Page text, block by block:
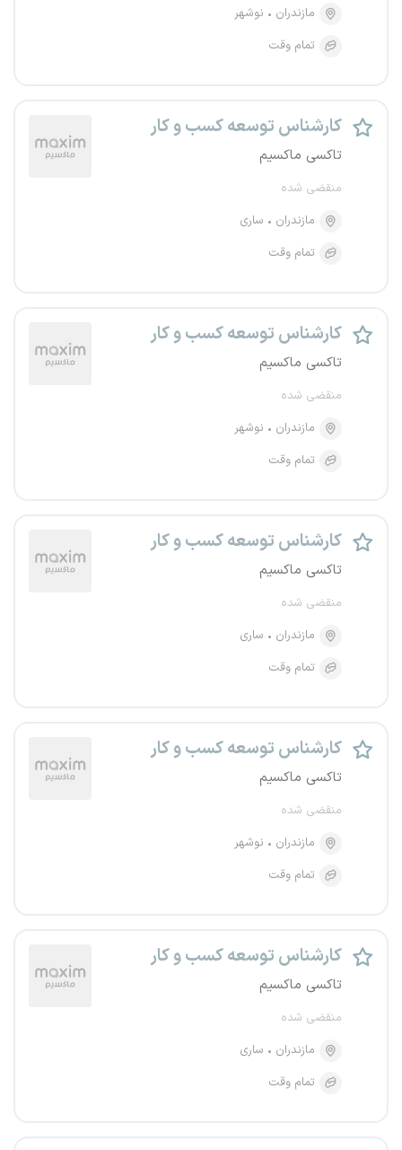
مازندران
نوشهر
تمام وقت
کارشناس توسعه کسب و کار
تاکسی ماکسیم
منقضی شده
مازندران
ساری
تمام وقت
کارشناس توسعه کسب و کار
تاکسی ماکسیم
منقضی شده
مازندران
نوشهر
تمام وقت
کارشناس توسعه کسب و کار
تاکسی ماکسیم
منقضی شده
مازندران
ساری
تمام وقت
کارشناس توسعه کسب و کار
تاکسی ماکسیم
منقضی شده
مازندران
نوشهر
تمام وقت
کارشناس توسعه کسب و کار
تاکسی ماکسیم
منقضی شده
مازندران
ساری
تمام وقت